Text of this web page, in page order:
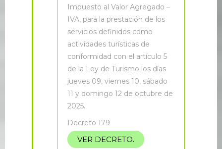
Impuesto al Valor Agregado –
IVA, para la prestación de los
servicios definidos como
actividades turísticas de
conformidad con el artículo 5
de la Ley de Turismo los días
jueves 09, viernes 10, sábado
11 y domingo 12 de octubre de
2025.
Decreto 179
VER DECRETO.